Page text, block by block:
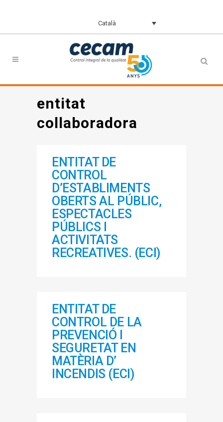
Català
entitat
collaboradora
ENTITAT DE
CONTROL
D’ESTABLIMENTS
OBERTS AL PÚBLIC,
ESPECTACLES
PÚBLICS I
ACTIVITATS
RECREATIVES. (ECI)
ENTITAT DE
CONTROL DE LA
PREVENCIÓ I
SEGURETAT EN
MATÈRIA D’
INCENDIS (ECI)